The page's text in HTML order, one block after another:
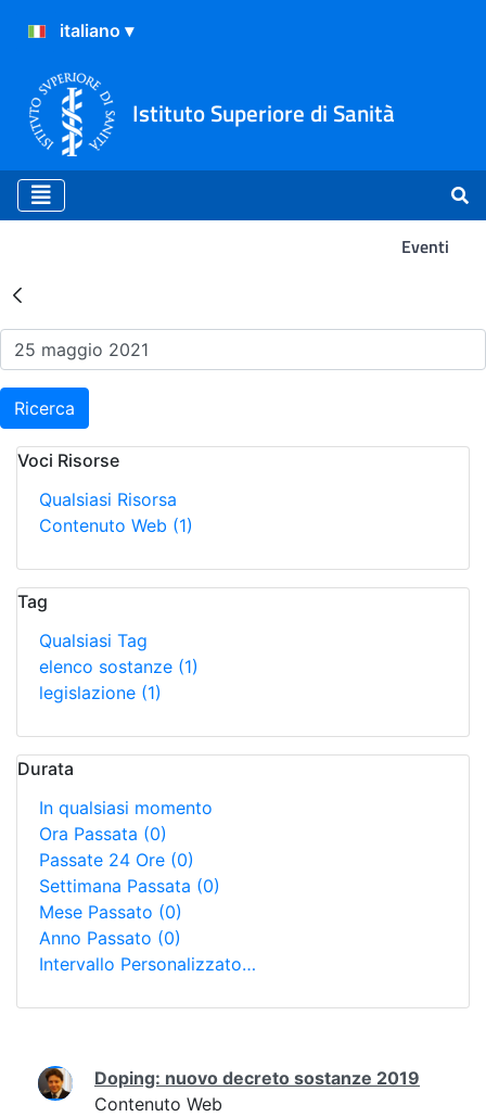
Istituto Superiore di Sanità
Eventi
Risultati della Ricerca -
Ricerca
Voci Risorse
Qualsiasi Risorsa
Contenuto Web (1)
Tag
Qualsiasi Tag
elenco sostanze (1)
legislazione (1)
Durata
In qualsiasi momento
Ora Passata (0)
Passate 24 Ore (0)
Settimana Passata (0)
Mese Passato (0)
Anno Passato (0)
Intervallo Personalizzato…
Ricerca
Doping: nuovo decreto sostanze 2019
Contenuto Web